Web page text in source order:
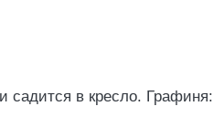
садится в кресло. Графиня: